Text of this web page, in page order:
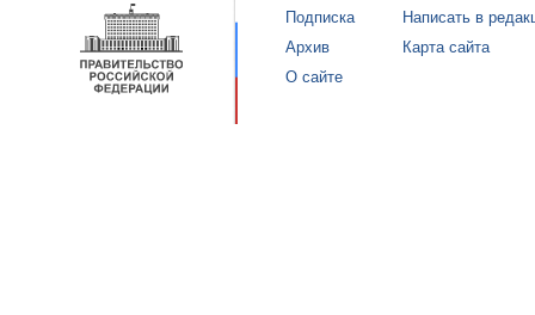
Подписка
Архив
О сайте
Написать в
Карта сайта